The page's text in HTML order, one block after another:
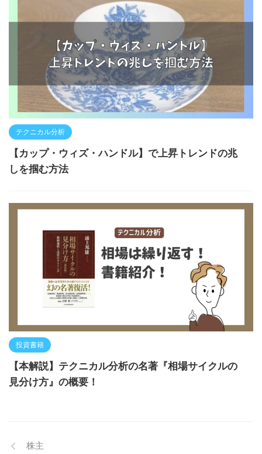
テクニカル分析
【カップ・ウィズ・ハンドル】で上昇トレンドの兆
しを掴む方法
投資書籍
【本解説】テクニカル分析の名著『相場サイクルの
見分け方』の概要！
株主